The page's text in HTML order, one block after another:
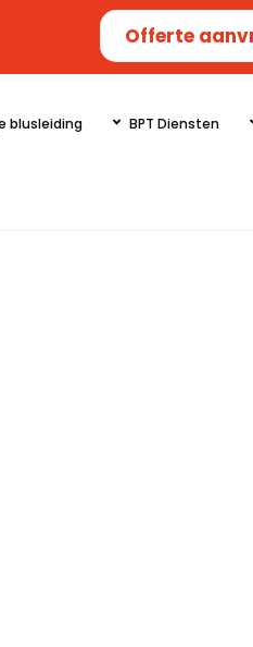
Offerte
blusleiding BPT Diensten